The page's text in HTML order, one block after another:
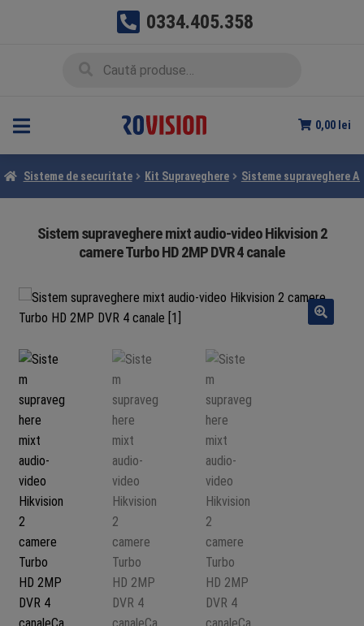
0334.405.358
0,00 lei
Sisteme de securitate Kit Supraveghere Sisteme supraveghere
Sistem supraveghere mixt audio-video Hikvision 2
camere Turbo HD 2MP DVR 4 canale